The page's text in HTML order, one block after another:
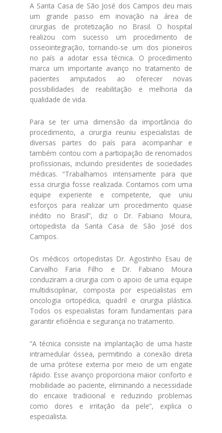
A Santa Casa de São José dos Campos deu mais
um grande passo em inovação na área de
cirurgias de protetização no Brasil. O hospital
realizou com sucesso um procedimento de
osseointegração, tornando-se um dos pioneiros
no país a adotar essa técnica. O procedimento
marca um importante avanço no tratamento de
pacientes amputados ao oferecer novas
possibilidades de reabilitação e melhoria da
qualidade de vida.
Para se ter uma dimensão da importância do
procedimento, a cirurgia reuniu especialistas de
diversas partes do país para acompanhar e
também contou com a participação de renomados
profissionais, incluindo presidentes de sociedades
médicas. “Trabalhamos intensamente para que
essa cirurgia fosse realizada. Contamos com uma
equipe experiente e competente, que uniu
esforços para realizar um procedimento quase
inédito no Brasil”, diz o Dr. Fabiano Moura,
ortopedista da Santa Casa de São José dos
Campos.
Os médicos ortopedistas Dr. Agostinho Esau de
Carvalho Faria Filho e Dr. Fabiano Moura
conduziram a cirurgia com o apoio de uma equipe
multidisciplinar, composta por especialistas em
oncologia ortopédica, quadril e cirurgia plástica.
Todos os especialistas foram fundamentais para
garantir eficiência e segurança no tratamento.
“A técnica consiste na implantação de uma haste
intramedular óssea, permitindo a conexão direta
de uma prótese externa por meio de um engate
rápido. Esse avanço proporciona maior conforto e
mobilidade ao paciente, eliminando a necessidade
do encaixe tradicional e reduzindo problemas
como dores e irritação da pele”, explica o
especialista.